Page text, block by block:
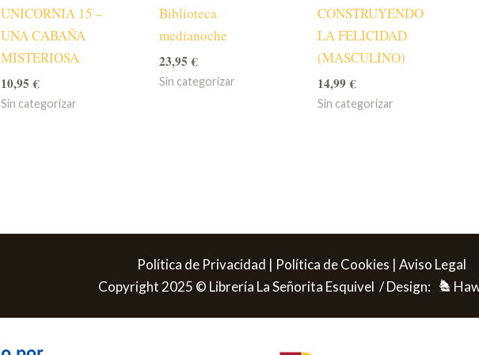
UNICORNIA 15 –
UNA CABAÑA
MISTERIOSA
10,95€
Sin categorizar
Biblioteca
medianoche
23,95€
Sin categorizar
CONSTRUYENDO
LA FELICIDAD
(MASCULINO)
14,99€
Sin categorizar
Política de Privacidad | Política de Cookies | Aviso Legal
Copyright 2025 © Librería La Señorita Esquivel / Design: